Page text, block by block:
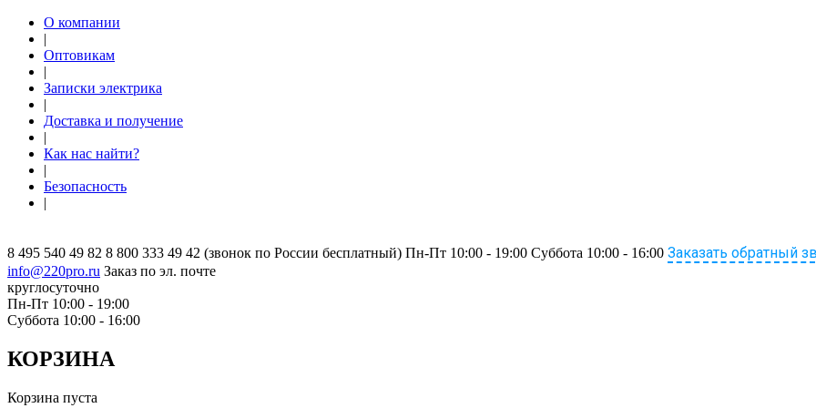
О компании
|
Оптовикам
|
Записки электрика
|
Доставка и получение
|
Как нас найти?
|
Безопасность
|
8 495 540 49 82 8 800 333 49 42 (звонок по России бесплатный) Пн-Пт 10:00 - 19:00 Суббота 10:00 - 16:00 Заказать обратный
info@220pro.ru Заказ по эл. почте
круглосуточно
Пн-Пт 10:00 - 19:00
Суббота 10:00 - 16:00
КОРЗИНА
Корзина пуста